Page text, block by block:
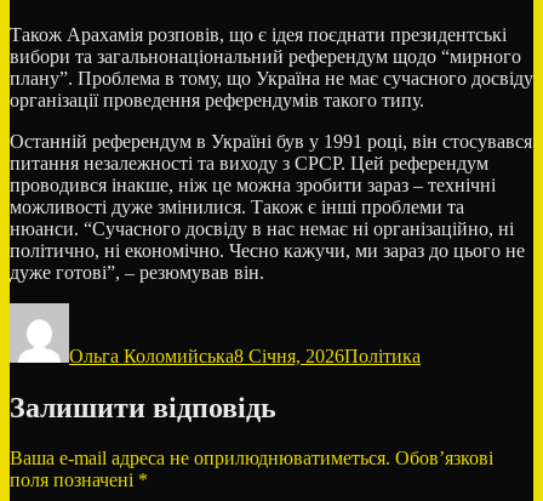
Також Арахамія розповів, що є ідея поєднати президентські
вибори та загальнонаціональний референдум щодо “мирного
плану”. Проблема в тому, що Україна не має сучасного досвіду
організації проведення референдумів такого типу.
Останній референдум в Україні був у 1991 році, він стосувався
питання незалежності та виходу з СРСР. Цей референдум
проводився інакше, ніж це можна зробити зараз – технічні
можливості дуже змінилися. Також є інші проблеми та
нюанси. “Сучасного досвіду в нас немає ні організаційно, ні
політично, ні економічно. Чесно кажучи, ми зараз до цього не
дуже готові”, – резюмував він.
Ольга Коломийська8 Січня, 2026Політика
Залишити відповідь
Ваша e-mail адреса не оприлюднюватиметься. Обов’язкові
поля позначені *